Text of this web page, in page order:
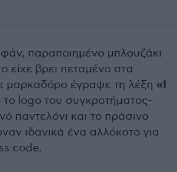
παραποιημένο μπλουζάκι
είχε βρει πεταμένο στα
μαρκαδόρο έγραψε τη λέξη «I
logo του συγκροτήματος-
παντελόνι και το πράσινο
ιδανικά ένα αλλόκοτο για
code.